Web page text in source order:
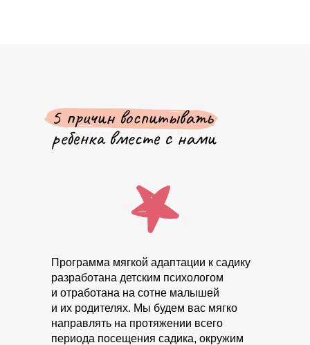
Программа мягкой адаптации к садику
разработана детским психологом
и отработана на сотне малышей
и их родителях. Мы будем вас мягко
направлять на протяжении всего
периода посещения садика, окружим
5 причин воспитывать
ребенка вместе с нами